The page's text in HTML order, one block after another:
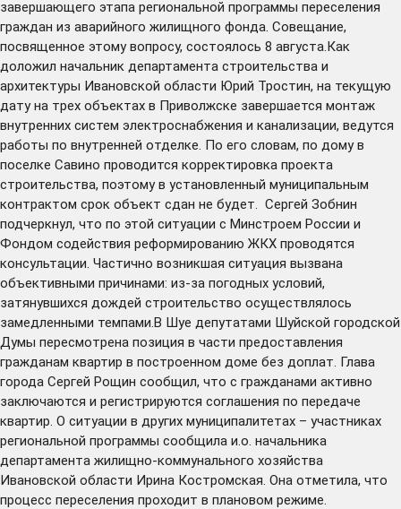
завершающего этапа региональной программы переселения
граждан из аварийного жилищного фонда. Совещание,
посвященное этому вопросу, состоялось 8 августа.Как
доложил начальник департамента строительства и
архитектуры Ивановской области Юрий Тростин, на текущую
дату на трех объектах в Приволжске завершается монтаж
внутренних систем электроснабжения и канализации, ведутся
работы по внутренней отделке. По его словам, по дому в
поселке Савино проводится корректировка проекта
строительства, поэтому в установленный муниципальным
контрактом срок объект сдан не будет. Сергей Зобнин
подчеркнул, что по этой ситуации с Минстроем России и
Фондом содействия реформированию ЖКХ проводятся
консультации. Частично возникшая ситуация вызвана
объективными причинами: из-за погодных условий,
затянувшихся дождей строительство осуществлялось
замедленными темпами.В Шуе депутатами Шуйской городской
Думы пересмотрена позиция в части предоставления
гражданам квартир в построенном доме без доплат. Глава
города Сергей Рощин сообщил, что с гражданами активно
заключаются и регистрируются соглашения по передаче
квартир. О ситуации в других муниципалитетах – участниках
региональной программы сообщила и.о. начальника
департамента жилищно-коммунального хозяйства
Ивановской области Ирина Костромская. Она отметила, что
процесс переселения проходит в плановом режиме.